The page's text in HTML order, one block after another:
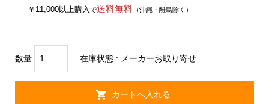
￥11,000以上購入 で送料無料（沖縄・離島除く）
数量 在庫状態 : メーカーお取り寄せ